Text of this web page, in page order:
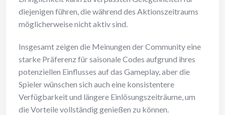
diejenigen führen, die während des Aktionszeitraums
möglicherweise nicht aktiv sind.
Insgesamt zeigen die Meinungen der Community eine
starke Präferenz für saisonale Codes aufgrund ihres
potenziellen Einflusses auf das Gameplay, aber die
Spieler wünschen sich auch eine konsistentere
Verfügbarkeit und längere Einlösungszeiträume, um
die Vorteile vollständig genießen zu können.